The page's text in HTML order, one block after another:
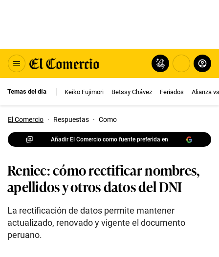
Temas del día Keiko Fujimori Betssy Chávez Feriados Alianza
El Comercio · Respuestas · Como
Añadir El Comercio como fuente preferida en
Reniec: cómo rectificar nombres,
apellidos y otros datos del DNI
La rectificación de datos permite mantener
actualizado, renovado y vigente el documento
peruano.